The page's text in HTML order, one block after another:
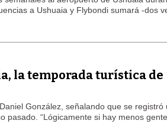
a Ushuaia y Flybondi sumará -dos
la temporada turística de
González, señalando que se registró
pasado. “Lógicamente si hay menos